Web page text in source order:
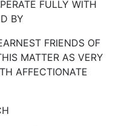
FULLY WITH
BY
FRIENDS OF
MATTER AS VERY
AFFECTIONATE